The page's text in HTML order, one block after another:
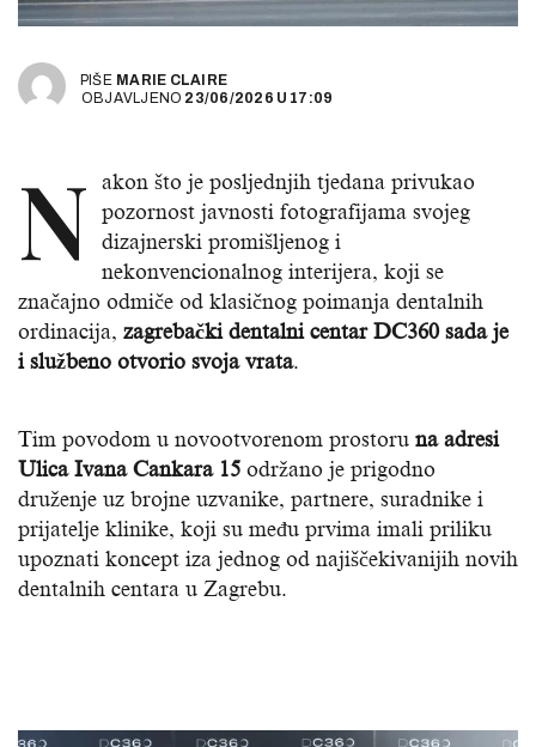
PIŠE MARIE CLAIRE
OBJAVLJENO 23/06/2026 U 17:09
N
akon što je posljednjih tjedana privukao
pozornost javnosti fotografijama svojeg
dizajnerski promišljenog i
nekonvencionalnog interijera, koji se
značajno odmiče od klasičnog poimanja dentalnih
ordinacija, zagrebački dentalni centar DC360 sada je
i službeno otvorio svoja vrata.
Tim povodom u novootvorenom prostoru na adresi
Ulica Ivana Cankara 15 održano je prigodno
druženje uz brojne uzvanike, partnere, suradnike i
prijatelje klinike, koji su među prvima imali priliku
upoznati koncept iza jednog od najiščekivanijih novih
dentalnih centara u Zagrebu.